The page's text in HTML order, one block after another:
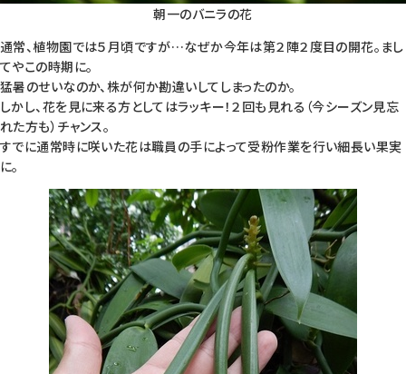
朝一のバニラの花
通常、植物園では５月頃ですが…なぜか今年は第２陣２度目の開花。まし
てやこの時期に。
猛暑のせいなのか、株が何か勘違いしてしまったのか。
しかし、花を見に来る方としてはラッキー！２回も見れる（今シーズン見忘
れた方も）チャンス。
すでに通常時に咲いた花は職員の手によって受粉作業を行い細長い果実
に。